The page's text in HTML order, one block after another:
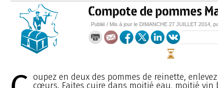
Compote de pommes
Publié / Mis à jour le DIMANCHE 27 JUILLET 2014 ,
oupez en deux des pommes de reinette,
cœurs. Faites cuire dans moitié eau, moitié vin